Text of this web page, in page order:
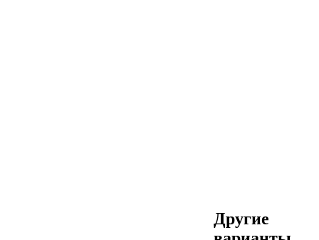
Другие